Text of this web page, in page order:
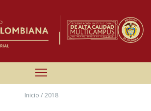
Inicio / 2018